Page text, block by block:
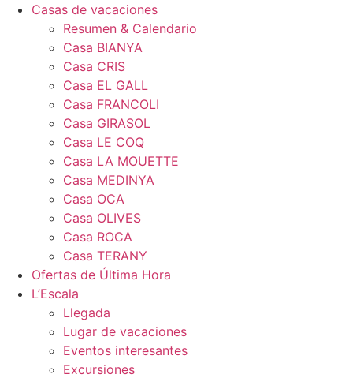
Casas de vacaciones
Resumen & Calendario
Casa BIANYA
Casa CRIS
Casa EL GALL
Casa FRANCOLI
Casa GIRASOL
Casa LE COQ
Casa LA MOUETTE
Casa MEDINYA
Casa OCA
Casa OLIVES
Casa ROCA
Casa TERANY
Ofertas de Última Hora
L’Escala
Llegada
Lugar de vacaciones
Eventos interesantes
Excursiones